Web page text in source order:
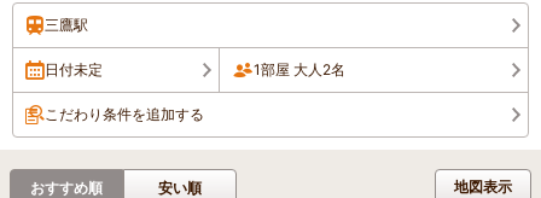
三鷹駅
日付未定 1部屋 大人2名
こだわり条件を追加する
地図表示
おすすめ順 安い順